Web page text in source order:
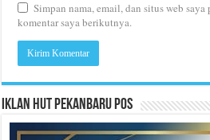
Simpan nama, email, dan situs web
komentar saya berikutnya.
Iklan HUT Pekanbaru Pos